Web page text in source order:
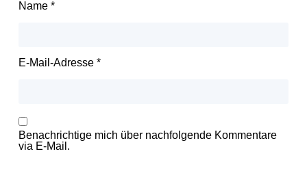
Name *
E-Mail-Adresse *
Benachrichtige mich über nachfolgende Kommentare
via E-Mail.